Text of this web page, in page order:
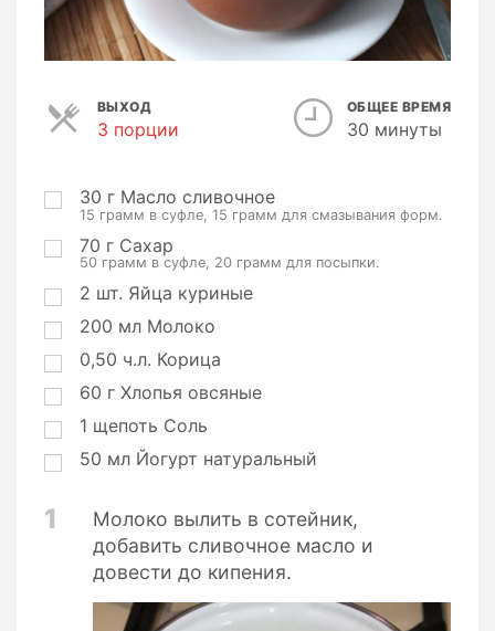
ВЫХОД
3 порции
ц
и
ОБЩЕЕ ВРЕМЯ
30 минуты
30 г Масло сливочное
15 грамм в суфле, 15 грамм для смазывания форм.
70 г Сахар
50 грамм в суфле, 20 грамм для посыпки.
2 шт. Яйца куриные
200 мл Молоко
0,50 ч.л. Корица
60 г Хлопья овсяные
1 щепоть Соль
50 мл Йогурт натуральный
1
Молоко вылить в сотейник,
добавить сливочное масло и
довести до кипения.